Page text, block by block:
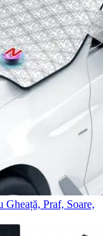
Gheață, Praf, Soare,